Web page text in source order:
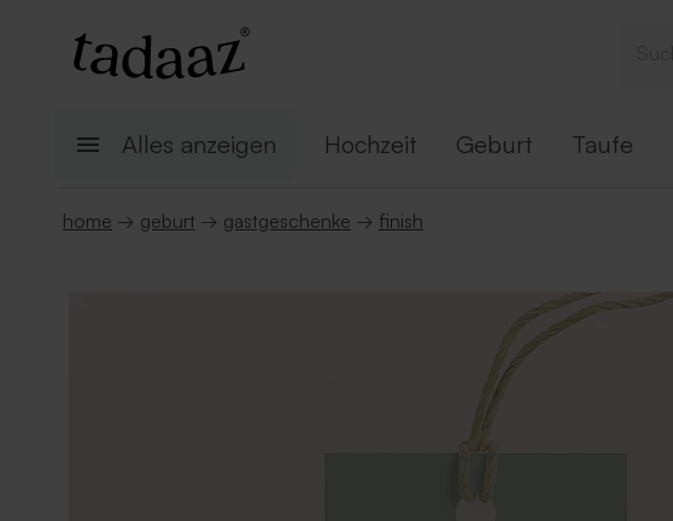
Alles anzeigen Hochzeit Geburt Taufe
home → geburt → gastgeschenke → finish